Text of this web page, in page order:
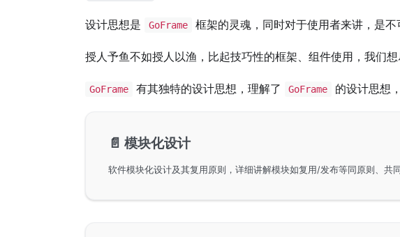
设计思想是 GoFrame 框架的灵魂，同时对于使用者来讲，是不
授人予鱼不如授人以渔，比起技巧性的框架、组件使用，我们
GoFrame 有其独特的设计思想，理解了 GoFrame 的设计思想
📄️ 模块化设计